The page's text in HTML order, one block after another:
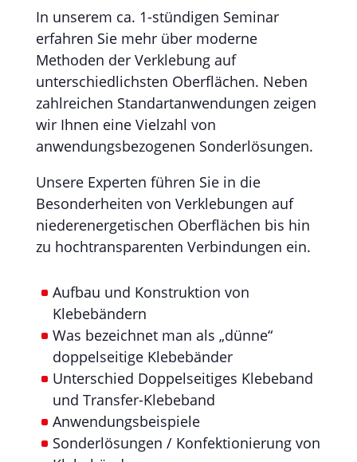
In unserem ca. 1-stündigen Seminar
erfahren Sie mehr über moderne
Methoden der Verklebung auf
unterschiedlichsten Oberflächen. Neben
zahlreichen Standartanwendungen zeigen
wir Ihnen eine Vielzahl von
anwendungsbezogenen Sonderlösungen.
Unsere Experten führen Sie in die
Besonderheiten von Verklebungen auf
niederenergetischen Oberflächen bis hin
zu hochtransparenten Verbindungen ein.
Aufbau und Konstruktion von
Klebebändern
Was bezeichnet man als „dünne“
doppelseitige Klebebänder
Unterschied Doppelseitiges Klebeband
und Transfer-Klebeband
Anwendungsbeispiele
Sonderlösungen / Konfektionierung von